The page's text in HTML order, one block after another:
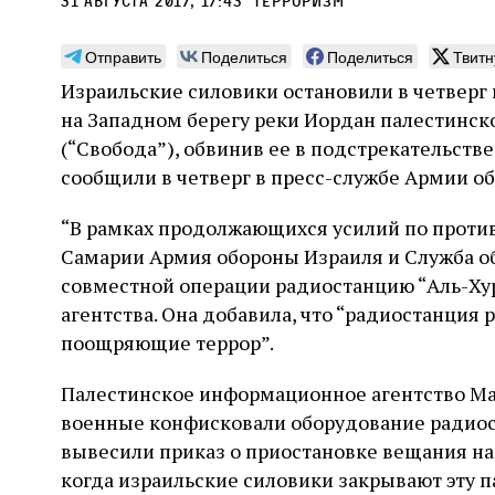
Отправить Поделиться Поделиться
Израильские силовики остановили в
на Западном берегу реки Иордан
(“Свобода”), обвинив ее в
сообщили в четверг в пресс-службе Армии
“В рамках продолжающихся усилий по
Самарии Армия обороны Израиля и Служба
совместной операции радиостанцию “Аль-
агентства. Она добавила, что
поощряющие террор”.
Палестинское информационное агентство
военные конфисковали оборудование
вывесили приказ о приостановке вещания
когда израильские силовики закрывают эту
Монтажник фирмы «Топф
и сыновья»
концентрационных лагерей и узников
становилось все больше, без кремационных
печей Прюфера было не обойтись. Cжигая
тела прямо в лагере, нацисты не только
оставались верны своему архаичному культу
смерти, но и скрывали от населения соседних
городов, сколько узников погибало каждый
Неразрезанные страницы
Фредиано Сесси. Перевод с итальянского